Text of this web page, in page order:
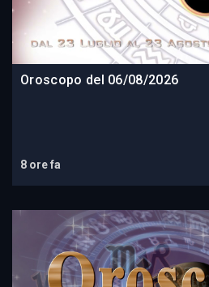
Oroscopo del 06/08/2026
8 ore fa